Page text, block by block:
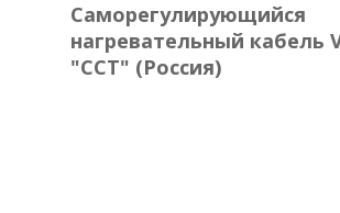
Саморегулирующийся
нагревательный кабель
"ССТ" (Россия)